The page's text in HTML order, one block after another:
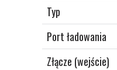
Typ
Port ładowania
Złącze (wejście)